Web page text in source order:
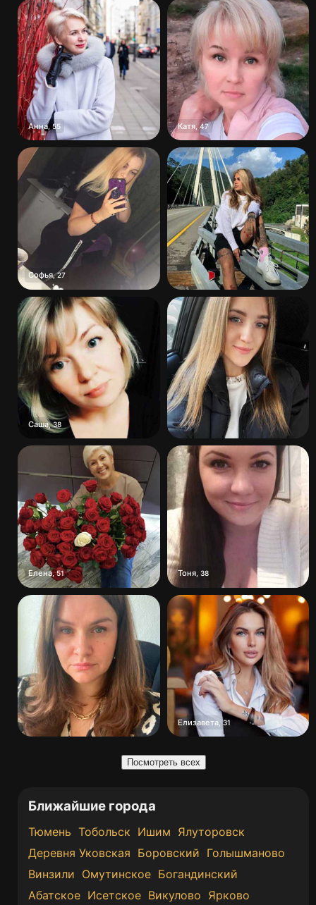
Анна, 55 Катя,47
Софья,27
Саша,38
Елена,51 Тоня, 38
Елизавета, 31
Посмотреть всех
Ближайшие города
Тюмень Тобольск Ишим Ялуторовск
Деревня Уковская Боровский Голышманово
Винзили Омутинское Богандинский
Абатское Исетское Викулово Ярково